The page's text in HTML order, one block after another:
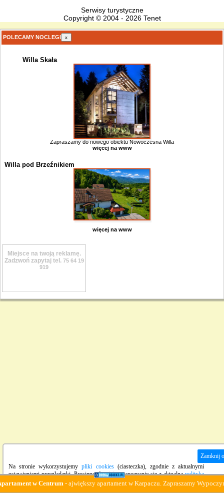
Serwisy turystyczne
Copyright © 2004 - 2026 Tenet
POLECAMY NOCLEGI x
Willa Skała
Zapraszamy do nowego obiektu Nowoczesna Willa
więcej na www
Willa pod Brzeźnikiem
więcej na www
Miejsce na twoją reklamę.
Zadzwoń zapytaj tel. 75 64 19
919
Zamknij
Na stronie wykorzystujemypliki cookies(ciasteczka), zgodnie z aktualnymi
ustawieniami przeglądarki. Prosimy również o zapoznanie się z aktualnąpolityką
prywatnościstrony.
w Centrum- ajwiększy apartament w Karpaczu. Zapraszamy Wypoczynek :-)